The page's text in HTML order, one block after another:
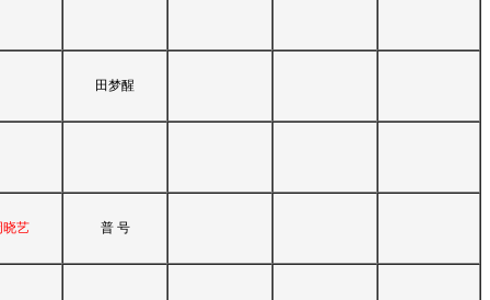
田梦醒
晓艺 普 号